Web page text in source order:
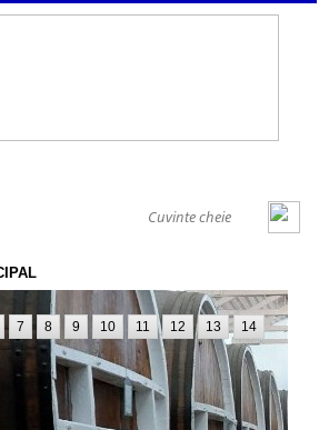
7 8 9 10 11 12 13 14